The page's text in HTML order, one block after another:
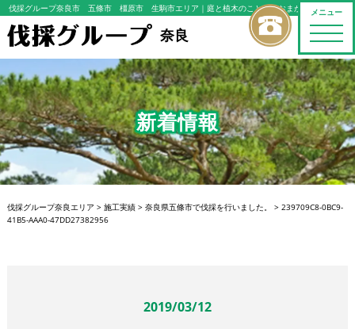
メニュー
toggle
伐採グループ奈良市 五條市 橿原市 生駒市エリア ｜庭と植木のことならおまかせください
奈良
新着情報
伐採グループ奈良エリア > 施工実績> 奈良県五條市で伐採を行いました。 > 239709C8-0BC9-
41B5-AAA0-47DD27382956
2019/03/12